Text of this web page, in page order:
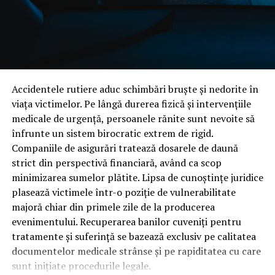
performante.
circular de formatizat cu masă mobilă
mașină de aplicat cant
mașină de găurit multiplu
mașină de găurit pentru balamale
mașină de rindeluit și tras la grosime
freze și mașină de mortezat
scule profesionale de precizie
Această infrastructură ne permite să realizămmobilier
la comandă cu finisaje impecabile, îmbinări precise și
rezistență în timp.
Accidentele rutiere aduc schimbări bruște și nedorite în
viața victimelor. Pe lângă durerea fizică și intervențiile
medicale de urgență, persoanele rănite sunt nevoite să
înfrunte un sistem birocratic extrem de rigid.
Companiile de asigurări tratează dosarele de daună
strict din perspectivă financiară, având ca scop
minimizarea sumelor plătite. Lipsa de cunoștințe juridice
plasează victimele într-o poziție de vulnerabilitate
majoră chiar din primele zile de la producerea
evenimentului. Recuperarea banilor cuveniți pentru
tratamente și suferință se bazează exclusiv pe calitatea
documentelor medicale strânse și pe rapiditatea cu care
sunt inițiate procedurile legale.